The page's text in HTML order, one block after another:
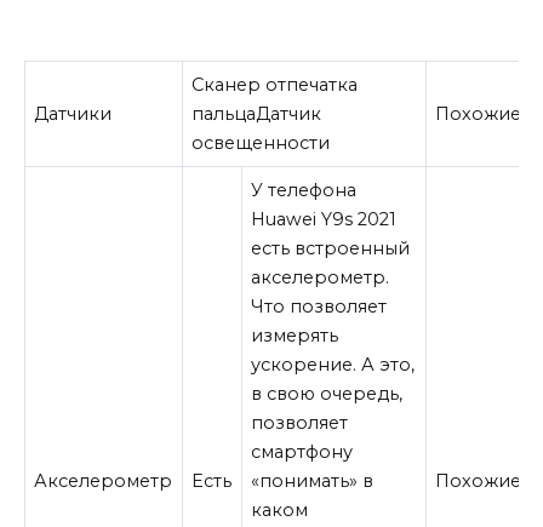
Датчики
Сканер отпечатка
пальцаДатчик
освещенности
Похожие
Акселерометр Есть
У телефона
Huawei Y9s 2021
есть встроенный
акселерометр.
Что позволяет
измерять
ускорение. А это,
в свою очередь,
позволяет
смартфону
«понимать» в
каком
Похожие